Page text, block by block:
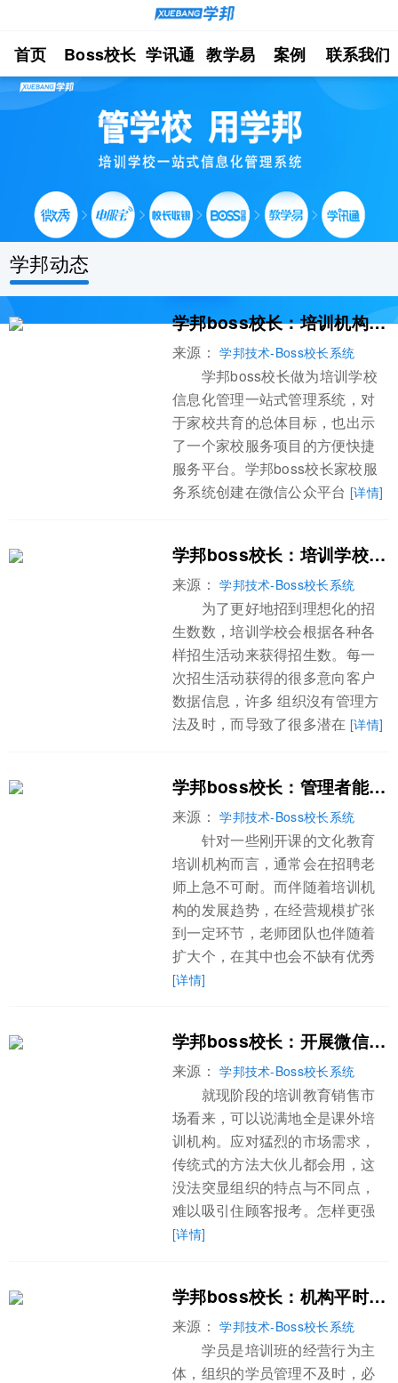
首页 Boss校长 学讯通 教学易 案例 联系我们
学邦动态
学邦boss校长：培训机构家校共育痛点的解决方法
来源：学邦技术-Boss校长系统
学邦boss校长做为培训学校
信息化管理一站式管理系统，对
于家校共育的总体目标，也出示
了一个家校服务项目的方便快捷
服务平台。学邦boss校长家校服
务系统创建在微信公众平台 [详情]
学邦boss校长：培训学校意向客户数据管理方法
来源：学邦技术-Boss校长系统
为了更好地招到理想化的招
生数数，培训学校会根据各种各
样招生活动来获得招生数。每一
次招生活动获得的很多意向客户
数据信息，许多 组织沒有管理方
法及时，而导致了很多潜在 [详情]
学邦boss校长：管理者能够那样去构建平稳的师资团队
来源：学邦技术-Boss校长系统
针对一些刚开课的文化教育
培训机构而言，通常会在招聘老
师上急不可耐。而伴随着培训机
构的发展趋势，在经营规模扩张
到一定环节，老师团队也伴随着
扩大个，在其中也会不缺有优秀
[详情]
学邦boss校长：开展微信招生的关键意义所属
来源：学邦技术-Boss校长系统
就现阶段的培训教育销售市
场看来，可以说满地全是课外培
训机构。应对猛烈的市场需求，
传统式的方法大伙儿都会用，这
没法突显组织的特点与不同点，
难以吸引住顾客报考。怎样更强
[详情]
学邦boss校长：机构平时运营中学员管理水平的提升
来源：学邦技术-Boss校长系统
学员是培训班的经营行为主
体，组织的学员管理不及时，必